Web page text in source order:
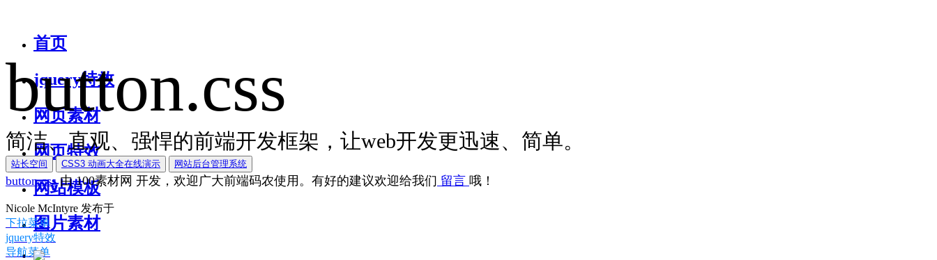
首页
jquery特效
网页素材
网页特效
网站模板
图片素材
button.css
简洁、直观、强悍的前端开发框架，让web开发更迅速、简单。
站长空间 CSS3 动画大全在线演示 网站后台管理系统
button.css由100素材网 开发，欢迎广大前端码农使用。有好的建议欢迎给我们 留言 哦！
Nicole McIntyre 发布于
下拉菜单
jquery特效
导航菜单